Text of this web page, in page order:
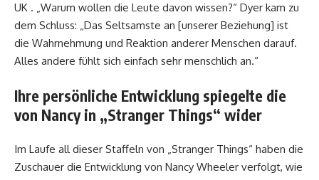
UK . „Warum wollen die Leute davon wissen?“ Dyer kam zu
dem Schluss: „Das Seltsamste an [unserer Beziehung] ist
die Wahrnehmung und Reaktion anderer Menschen darauf.
Alles andere fühlt sich einfach sehr menschlich an.“
Ihre persönliche Entwicklung spiegelte die
von Nancy in „Stranger Things“ wider
Im Laufe all dieser Staffeln von „Stranger Things“ haben die
Zuschauer die Entwicklung von Nancy Wheeler verfolgt, wie